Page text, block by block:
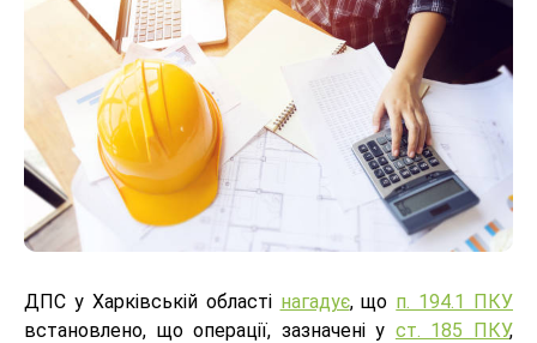
ДПС у Харківській області нагадує, що п. 194.1 ПКУ
встановлено, що операції, зазначені у ст. 185 ПКУ,